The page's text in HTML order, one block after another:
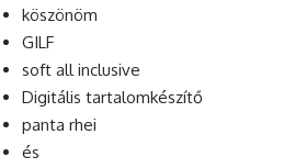
köszönöm
GILF
soft all inclusive
Digitális tartalomkészítő
panta rhei
és